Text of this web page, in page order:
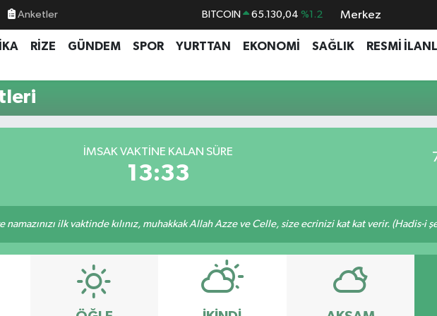
Anketler BITCOIN 65.130,04 %1.2
DOLAR 47,7106 %0.17
GRAM ALTIN 6648.99 %2.59
Merkez
RİZE GÜNDEM SPOR YURTTAN EKONOMİ SAĞLIK
RESMİ
İMSAK VAKTINE KALAN SÜRE
13:33
ilk vaktinde kılınız, muhakkak Allah Azze ve Celle, size ecrinizi kat kat verir. (Hadis-i